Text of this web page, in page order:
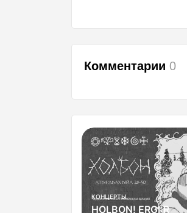
Комментарии 0
ВСТРЕЧИ
GameDevFest 2026!